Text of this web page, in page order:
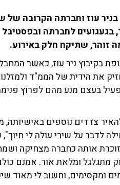
לחברתה ובפסטיבל
זוהר, שתיקח חלק באירוע.
בקיבוץ ניר עוז, כאשר
את הידית של הממ"ד
בעצם מנע מהם לפרוץ
צדדים נוספים
לדבר על שירי עולה לי
אותה כחברה מצחיקה
מתגלגל ומלאת אור. אמנם
ומקסימים, וחשוב לי מאוד